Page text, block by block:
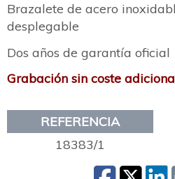
Brazalete de acero
desplegable
Dos años de garantía oficial
Grabación sin coste
REFERENCIA
18383/1